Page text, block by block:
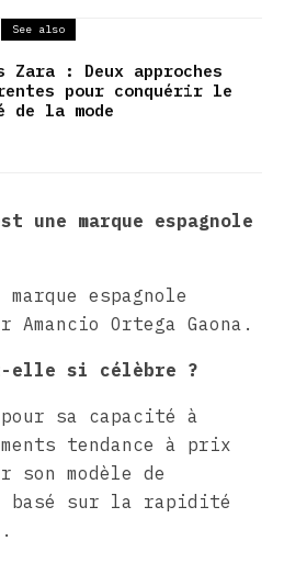
See also
Zara : Deux approches
pour conquérir le
de la mode
une marque espagnole
espagnole
Amancio Ortega Gaona.
elle si célèbre ?
sa capacité à
tendance à prix
son modèle de
basé sur la rapidité